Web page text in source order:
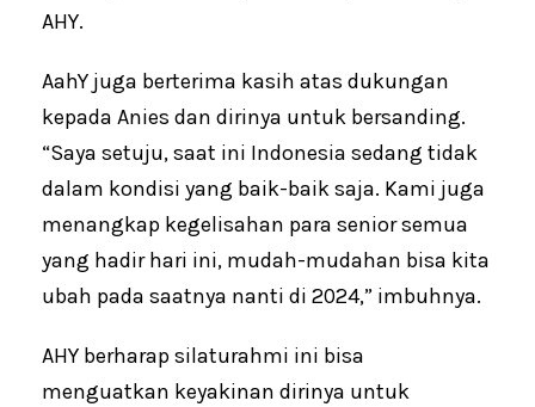
AHY.
AahY juga berterima kasih atas dukungan
kepada Anies dan dirinya untuk bersanding.
“Saya setuju, saat ini Indonesia sedang tidak
dalam kondisi yang baik-baik saja. Kami juga
menangkap kegelisahan para senior semua
yang hadir hari ini, mudah-mudahan bisa kita
ubah pada saatnya nanti di 2024,” imbuhnya.
AHY berharap silaturahmi ini bisa
menguatkan keyakinan dirinya untuk